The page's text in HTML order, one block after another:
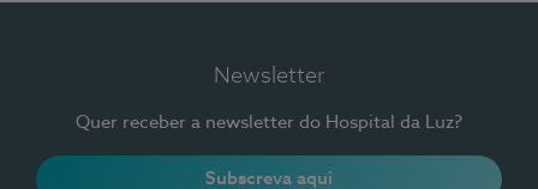
Newsletter
Quer receber a newsletter do Hospital da Luz?
Subscreva aqui